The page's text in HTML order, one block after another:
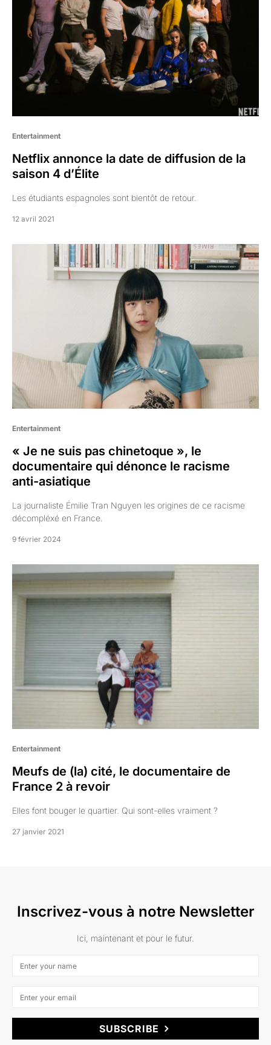
Entertainment
Netflix annonce la date de diffusion de la
saison 4 d’Élite
Les étudiants espagnoles sont bientôt de retour.
12 avril 2021
Entertainment
« Je ne suis pas chinetoque », le
documentaire qui dénonce le racisme
anti-asiatique
La journaliste Émilie Tran Nguyen les origines de ce racisme
décompléxé en France.
9 février 2024
Entertainment
Meufs de (la) cité, le documentaire de
France 2 à revoir
Elles font bouger le quartier. Qui sont-elles vraiment ?
27 janvier 2021
Inscrivez-vous à notre Newsletter
Ici, maintenant et pour le futur.
SUBSCRIBE